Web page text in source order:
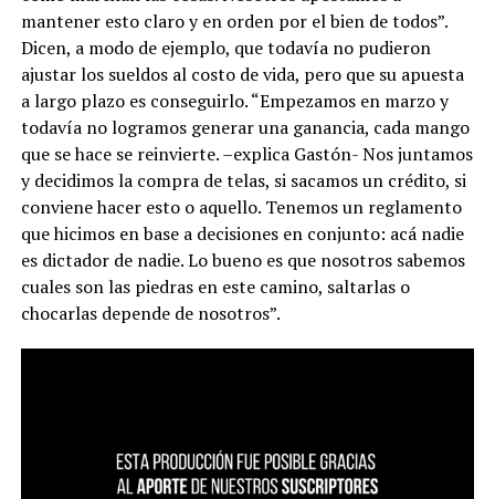
mantener esto claro y en orden por el bien de todos”.
Dicen, a modo de ejemplo, que todavía no pudieron
ajustar los sueldos al costo de vida, pero que su apuesta
a largo plazo es conseguirlo. “Empezamos en marzo y
todavía no logramos generar una ganancia, cada mango
que se hace se reinvierte. –explica Gastón- Nos juntamos
y decidimos la compra de telas, si sacamos un crédito, si
conviene hacer esto o aquello. Tenemos un reglamento
que hicimos en base a decisiones en conjunto: acá nadie
es dictador de nadie. Lo bueno es que nosotros sabemos
cuales son las piedras en este camino, saltarlas o
chocarlas depende de nosotros”.